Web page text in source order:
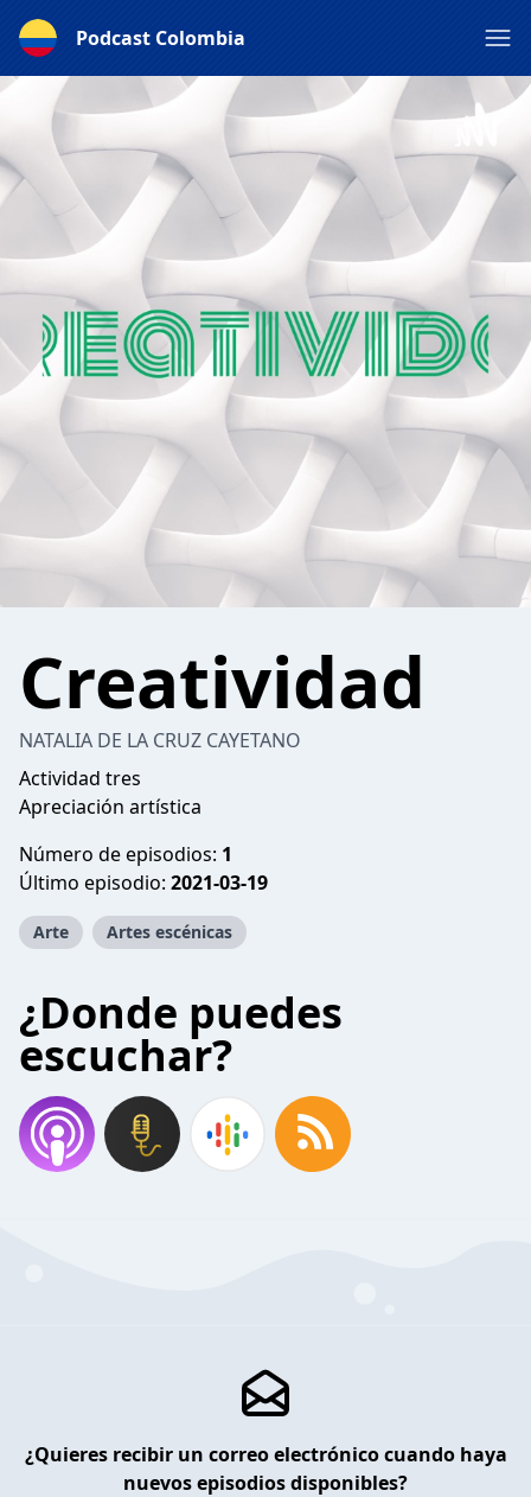
Podcast Colombia
Creatividad
NATALIA DE LA CRUZ CAYETANO
Actividad tres
Apreciación artística
Número de episodios: 1
Último episodio: 2021-03-19
Arte Artes escénicas
¿Donde puedes
escuchar?
¿Quieres recibir un correo electrónico cuando haya
nuevos episodios disponibles?